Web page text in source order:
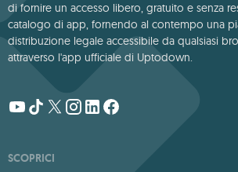
di fornire un accesso libero, gratuito e senza
catalogo di app, fornendo al contempo una
distribuzione legale accessibile da qualsiasi
attraverso l'app ufficiale di Uptodown.
SCOPRICI